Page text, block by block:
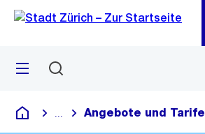
Navigation
Sprunglink
Menü
Deutsch
Blende alle Breadcrumbs ein
Angebote und Tarife